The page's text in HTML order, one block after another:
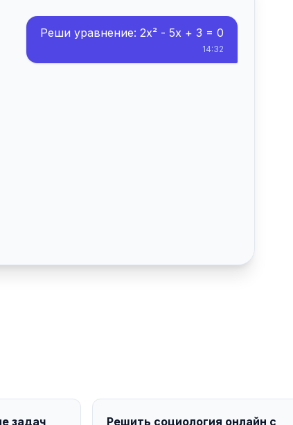
Реши уравнение: 2x² - 5x + 3 = 0
14:32
задач
Решить социология онлайн с